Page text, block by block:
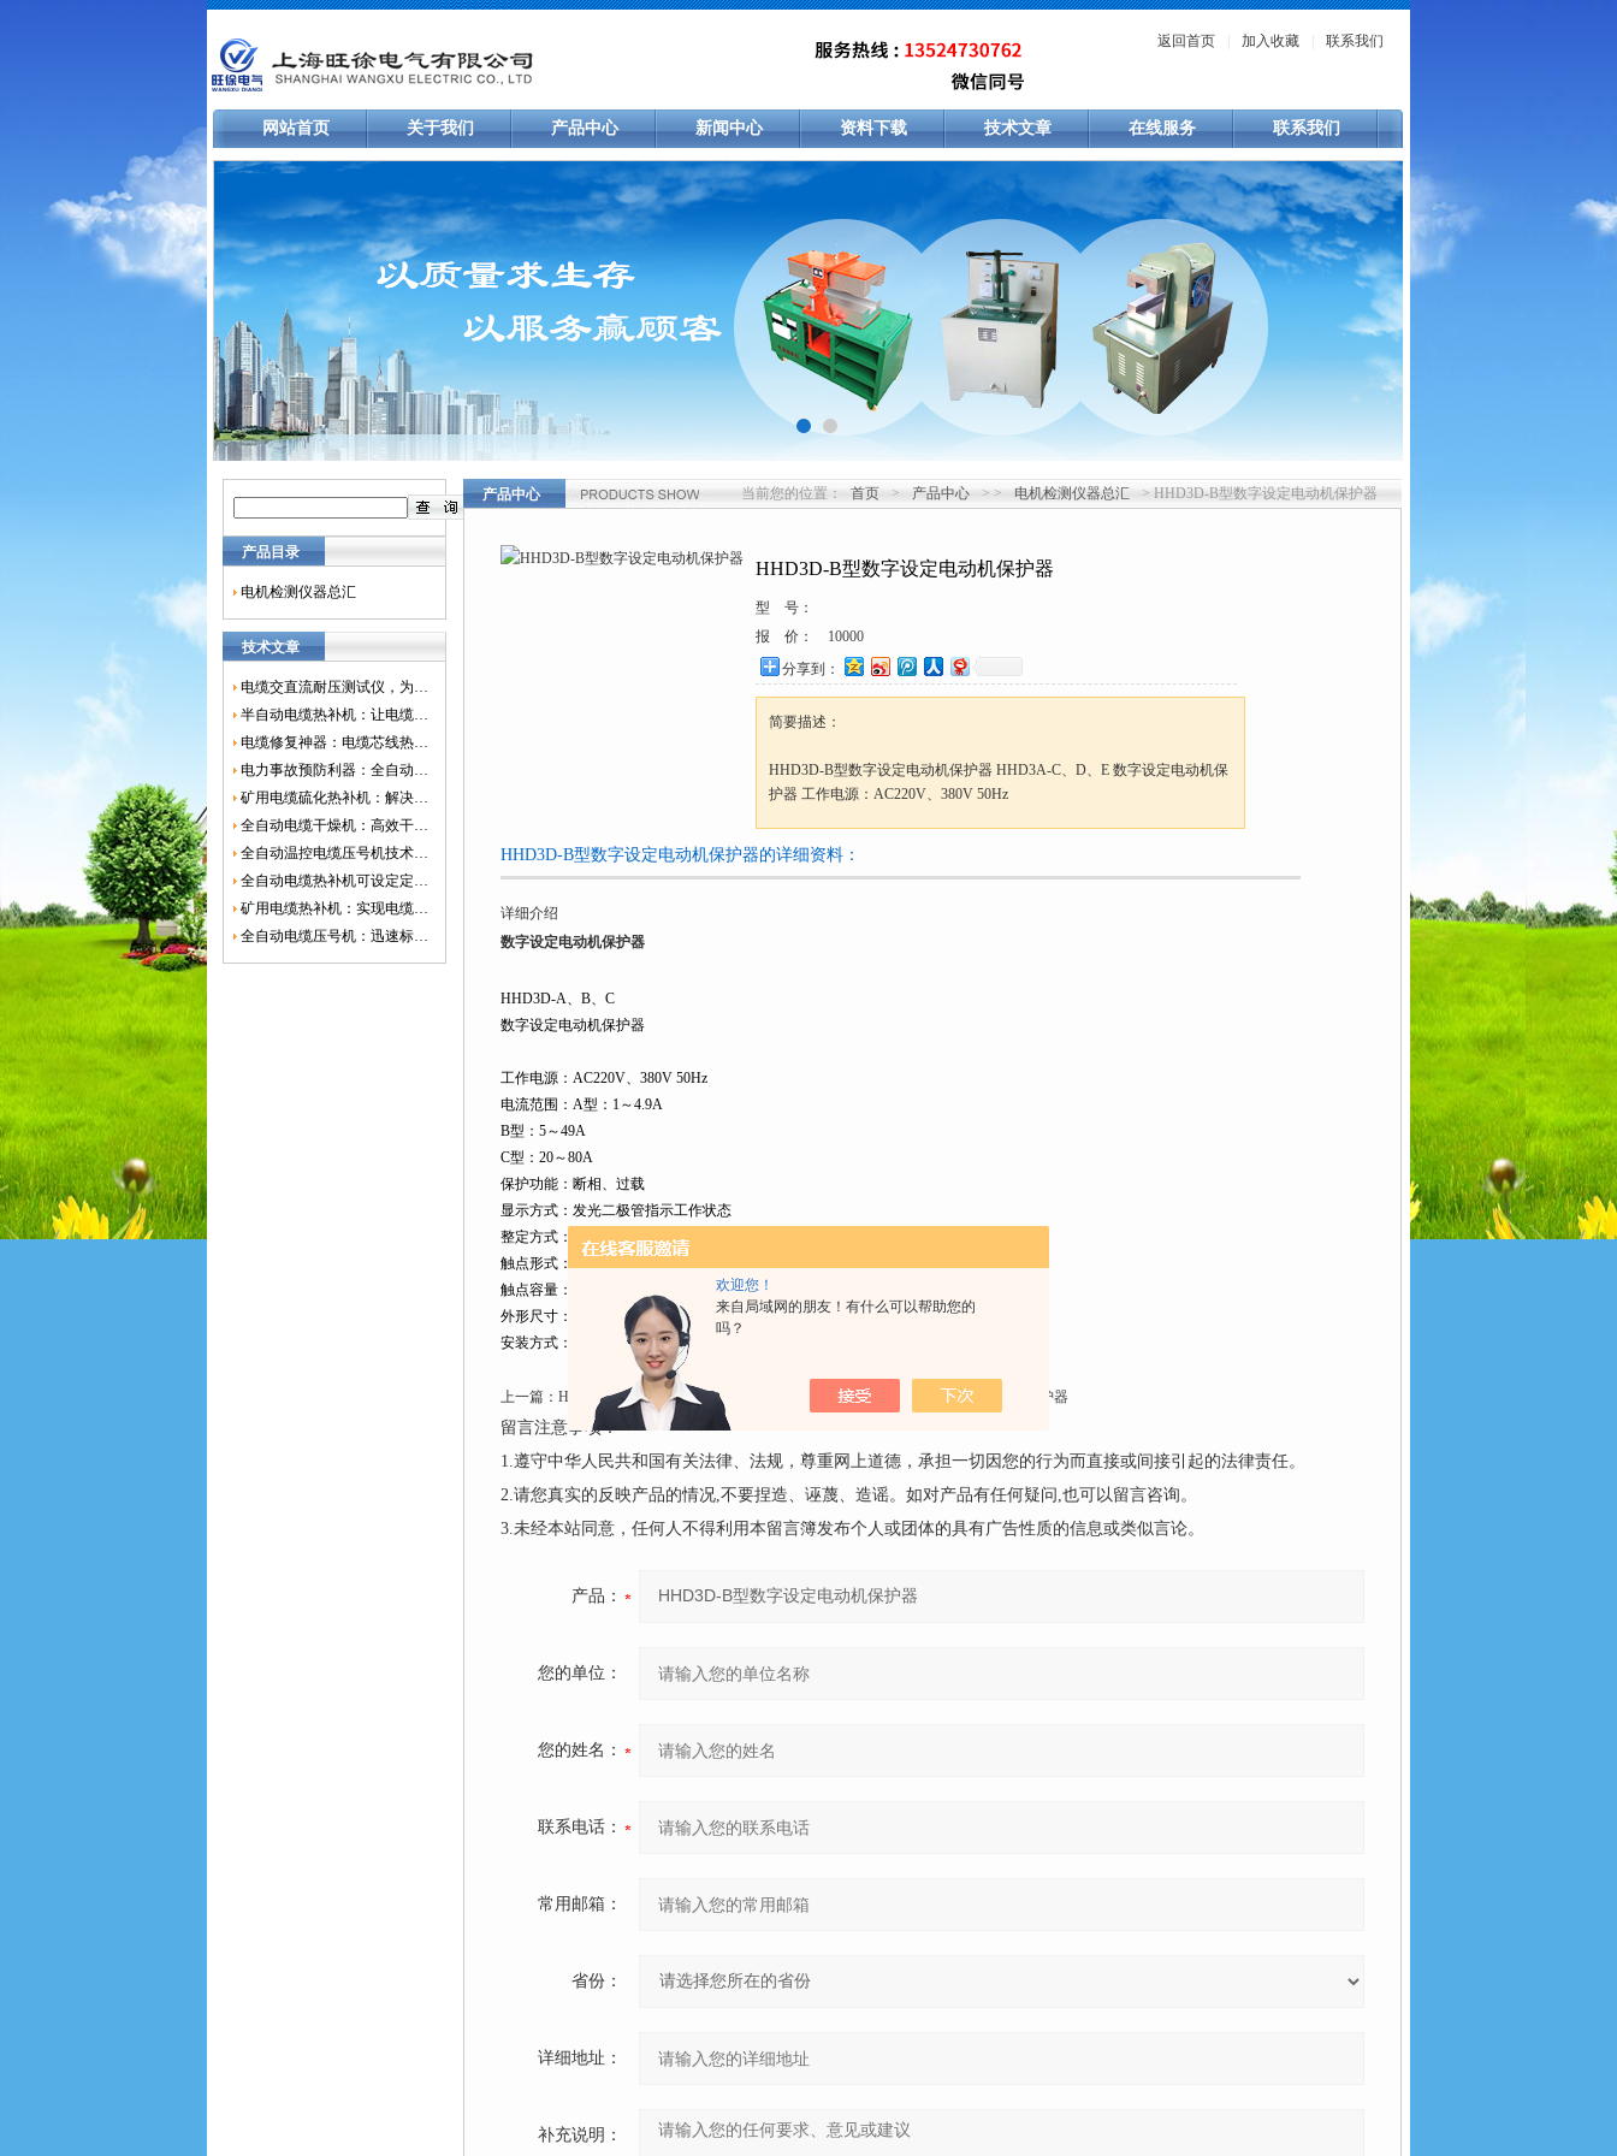
欢迎您！
来自局域网的朋友！有什么可以帮助您的
吗？
返回首页 加入收藏 联系我们
网站首页 关于我们 产品中心 新闻中心 资料下载 技术文章 在线服务 联系我们
产品目录
电机检测仪器总汇
技术文章
电缆交直流耐压测试仪，为电网安全保驾护航
半自动电缆热补机：让电缆修复更简单、更高效！
电缆修复神器：电缆芯线热补机如何保障电网安全？
电力事故预防利器：全自动控温电缆热补机
矿用电缆硫化热补机：解决矿山电缆故障的新选择
全自动电缆干燥机：高效干燥，电缆质量
全自动温控电缆压号机技术革新：数字化标识的新趋势
全自动电缆热补机可设定定时功能，实现自动化热补
矿用电缆热补机：实现电缆故障修复的高效装置
全自动电缆压号机：迅速标识电缆的利器
产品中心 当前您的位置： 首页 > 产品中心 > > 电机检测仪器总汇 > HHD3D-B型数字设定电动机保护器
HHD3D-B型数字设定电动机保护器
型 号：
报 价：
10000
分享到：
简要描述：
HHD3D-B型数字设定电动机保护器 HHD3A-C、D、E 数字设定电动机保
护器 工作电源：AC220V、380V 50Hz
HHD3D-B型数字设定电动机保护器的详细资料：
详细介绍
数字设定电动机保护器
HHD3D-A、B、C
数字设定电动机保护器
工作电源：AC220V、380V 50Hz
电流范围：A型：1～4.9A
B型：5～49A
C型：20～80A
保护功能：断相、过载
显示方式：发光二极管指示工作状态
整定方式：数字拨码开关整定电流
触点形式：一常闭触点
触点容量：2A AC380V(阻性)
外形尺寸：61×125×95mm
安装方式：装置式
上一篇： HHD3D-C型数字设定电动机保护器 下一篇：HHD3D-A型数字设定电动机保护器
留言注意事项：
1.遵守中华人民共和国有关法律、法规，尊重网上道德，承担一切因您的行为而直接或间接引起的法律责任。
2.请您真实的反映产品的情况,不要捏造、诬蔑、造谣。如对产品有任何疑问,也可以留言咨询。
3.未经本站同意，任何人不得利用本留言簿发布个人或团体的具有广告性质的信息或类似言论。
产品：
您的单位：
您的姓名：
联系电话：
常用邮箱：
省份：
详细地址：
补充说明：